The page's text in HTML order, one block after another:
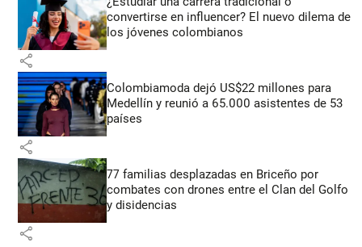
convertirse en influencer? El nuevo dilema de
los jóvenes colombianos
share
Colombiamoda dejó US$22 millones para
Medellín y reunió a 65.000 asistentes de 53
países
share
77 familias desplazadas en Briceño por
combates con drones entre el Clan del Golfo
y disidencias
share